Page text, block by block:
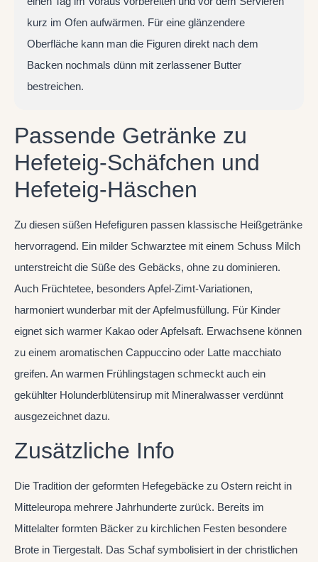
kurz im Ofen aufwärmen. Für eine glänzendere
Oberfläche kann man die Figuren direkt nach dem
Backen nochmals dünn mit zerlassener Butter
bestreichen.
Passende Getränke zu
Hefeteig-Schäfchen und
Hefeteig-Häschen
Zu diesen süßen Hefefiguren passen klassische Heißgetränke
hervorragend. Ein milder Schwarztee mit einem Schuss Milch
unterstreicht die Süße des Gebäcks, ohne zu dominieren.
Auch Früchtetee, besonders Apfel-Zimt-Variationen,
harmoniert wunderbar mit der Apfelmusfüllung. Für Kinder
eignet sich warmer Kakao oder Apfelsaft. Erwachsene können
zu einem aromatischen Cappuccino oder Latte macchiato
greifen. An warmen Frühlingstagen schmeckt auch ein
gekühlter Holunderblütensirup mit Mineralwasser verdünnt
ausgezeichnet dazu.
Zusätzliche Info
Die Tradition der geformten Hefegebäcke zu Ostern reicht in
Mitteleuropa mehrere Jahrhunderte zurück. Bereits im
Mittelalter formten Bäcker zu kirchlichen Festen besondere
Brote in Tiergestalt. Das Schaf symbolisiert in der christlichen